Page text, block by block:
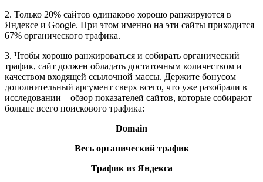
2. Только 20% сайтов одинаково хорошо ранжируются в
Яндексе и Google. При этом именно на эти сайты приходится
67% органического трафика.
3. Чтобы хорошо ранжироваться и собирать органический
трафик, сайт должен обладать достаточным количеством и
качеством входящей ссылочной массы. Держите бонусом
дополнительный аргумент сверх всего, что уже разобрали в
исследовании – обзор показателей сайтов, которые собирают
больше всего поискового трафика:
Domain
Весь органический трафик
Трафик из Яндекса